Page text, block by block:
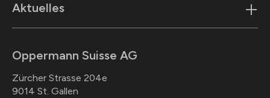
Oppermann Suisse AG
Zürcher Strasse 204e
9014 St. Gallen
Aktuelles